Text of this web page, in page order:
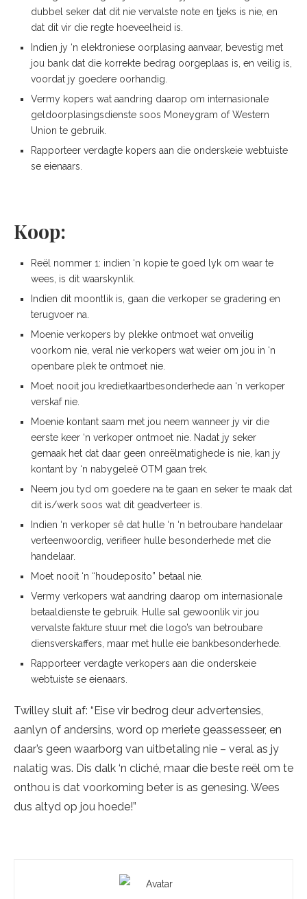
dubbel seker dat dit nie vervalste note en tjeks is nie, en
dat dit vir die regte hoeveelheid is.
Indien jy ‘n elektroniese oorplasing aanvaar, bevestig met
jou bank dat die korrekte bedrag oorgeplaas is, en veilig is,
voordat jy goedere oorhandig.
Vermy kopers wat aandring daarop om internasionale
geldoorplasingsdienste soos Moneygram of Western
Union te gebruik.
Rapporteer verdagte kopers aan die onderskeie webtuiste
se eienaars.
Koop:
Reël nommer 1: indien ‘n kopie te goed lyk om waar te
wees, is dit waarskynlik.
Indien dit moontlik is, gaan die verkoper se gradering en
terugvoer na.
Moenie verkopers by plekke ontmoet wat onveilig
voorkom nie, veral nie verkopers wat weier om jou in ‘n
openbare plek te ontmoet nie.
Moet nooit jou kredietkaartbesonderhede aan ‘n verkoper
verskaf nie.
Moenie kontant saam met jou neem wanneer jy vir die
eerste keer ‘n verkoper ontmoet nie. Nadat jy seker
gemaak het dat daar geen onreëlmatighede is nie, kan jy
kontant by ‘n nabygeleë OTM gaan trek.
Neem jou tyd om goedere na te gaan en seker te maak dat
dit is/werk soos wat dit geadverteer is.
Indien ‘n verkoper sê dat hulle ‘n ‘n betroubare handelaar
verteenwoordig, verifieer hulle besonderhede met die
handelaar.
Moet nooit ‘n “houdeposito” betaal nie.
Vermy verkopers wat aandring daarop om internasionale
betaaldienste te gebruik. Hulle sal gewoonlik vir jou
vervalste fakture stuur met die logo’s van betroubare
diensverskaffers, maar met hulle eie bankbesonderhede.
Rapporteer verdagte verkopers aan die onderskeie
webtuiste se eienaars.
Twilley sluit af: “Eise vir bedrog deur advertensies,
aanlyn of andersins, word op meriete geassesseer, en
daar’s geen waarborg van uitbetaling nie – veral as jy
nalatig was. Dis dalk ‘n cliché, maar die beste reël om te
onthou is dat voorkoming beter is as genesing. Wees
dus altyd op jou hoede!”